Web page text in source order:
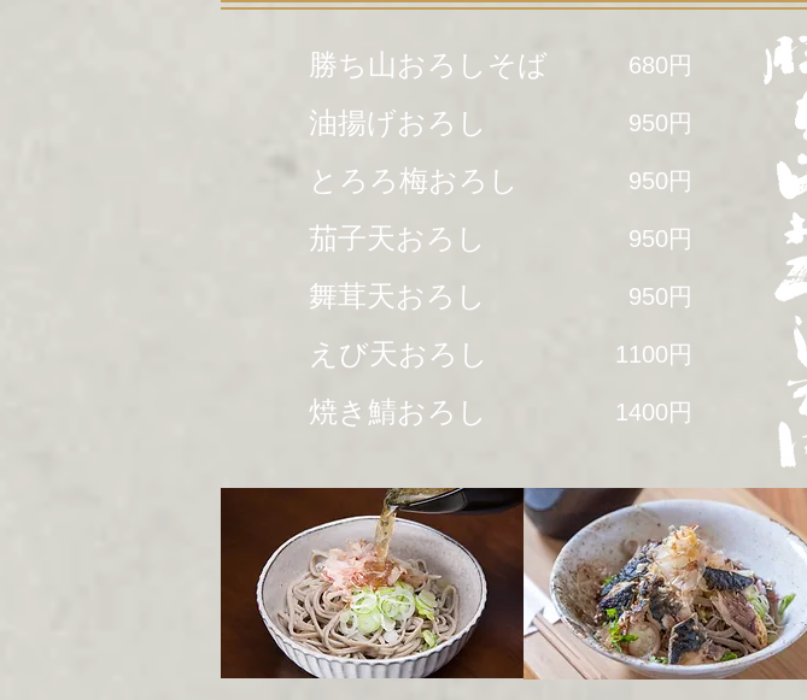
勝ち山おろしそば
油揚げおろし
とろろ梅おろし
茄子天おろし
舞茸天おろし
えび天おろし
焼き鯖おろし
680円
950 円
950 円
950 円
950 円
1100 円
1400 円